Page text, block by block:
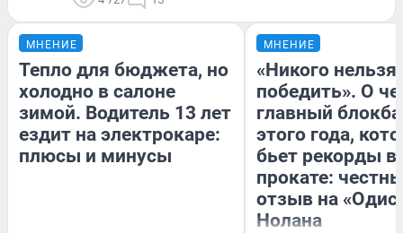
МНЕНИЕ
Тепло для бюджета, но
холодно в салоне
зимой. Водитель 13 лет
ездит на электрокаре:
плюсы и минусы
МНЕНИЕ
«Никого нельзя
победить». О
главный
этого года,
бьет рекорды в
прокате:
отзыв на
Нолана